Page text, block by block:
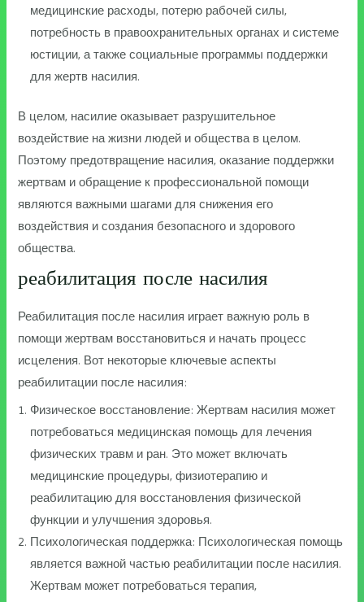
медицинские расходы, потерю рабочей силы,
потребность в правоохранительных органах и системе
юстиции, а также социальные программы поддержки
для жертв насилия.
В целом, насилие оказывает разрушительное
воздействие на жизни людей и общества в целом.
Поэтому предотвращение насилия, оказание поддержки
жертвам и обращение к профессиональной помощи
являются важными шагами для снижения его
воздействия и создания безопасного и здорового
общества.
реабилитация после насилия
Реабилитация после насилия играет важную роль в
помощи жертвам восстановиться и начать процесс
исцеления. Вот некоторые ключевые аспекты
реабилитации после насилия:
Физическое восстановление: Жертвам насилия может
потребоваться медицинская помощь для лечения
физических травм и ран. Это может включать
медицинские процедуры, физиотерапию и
реабилитацию для восстановления физической
функции и улучшения здоровья.
Психологическая поддержка: Психологическая помощь
является важной частью реабилитации после насилия.
Жертвам может потребоваться терапия,